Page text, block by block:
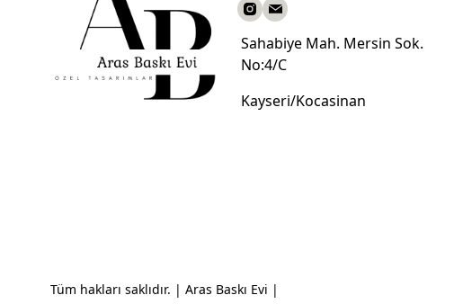
Sahabiye Mah. Mersin Sok.
No:4/C
Kayseri/Kocasinan
Tüm hakları saklıdır. | Aras Baskı Evi |